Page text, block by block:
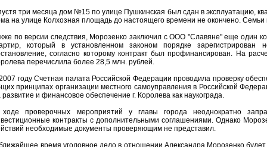
три месяца дом №15 по улице Пушкинская был сдан в эксплуатацию,
на улице Колхозная площадь до настоящего времени не окончено.
по версии следствия, Морозенко заключил с ООО "Славяне" еще один
который в установленном законом порядке
согласно которому контракт был профинансирован. На
перечислила более 28,5 млн. рублей.
году Счетная палата Российской Федерации проводила проверку
принципах организации местного самоуправления в Российской
развитие и финансовое обеспечение г. Королева как наукограда.
проверочных мероприятий у главы города неоднократно
контракты с дополнительными соглашениями. Однако
необходимые документы проверяющим не представил.
время уголовное дело в отношении Александра Морозенко